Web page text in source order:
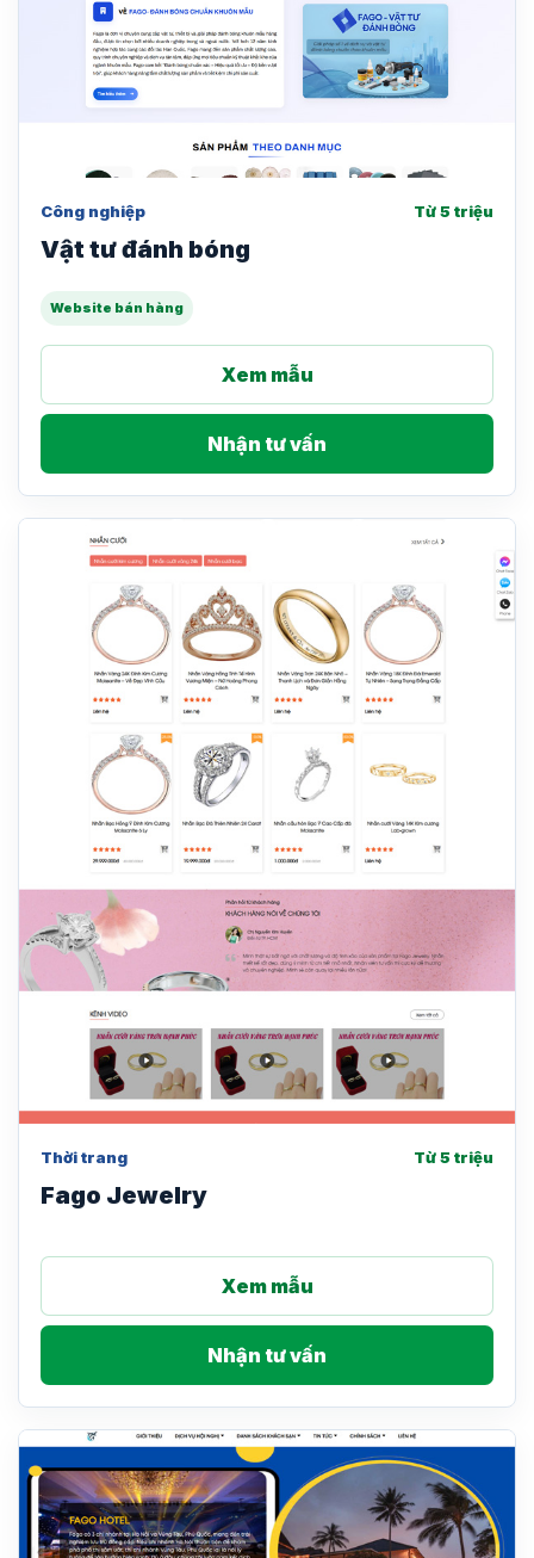
Công nghiệp Từ 5 triệu
Vật tư đánh bóng
Website bán hàng
Xem mẫu
Nhận tư vấn
Thời trang Từ 5 triệu
Fago Jewelry
Xem mẫu
Nhận tư vấn